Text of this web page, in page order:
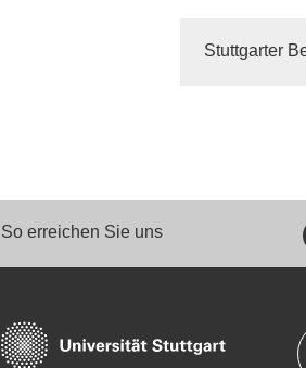
Stuttgarter
So erreichen Sie uns